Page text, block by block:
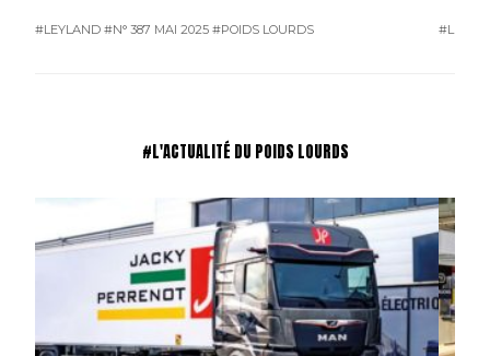
#LEYLAND #N° 387 MAI 2025 #POIDS LOURDS
#L'ACTUALITÉ DU POIDS LOURDS